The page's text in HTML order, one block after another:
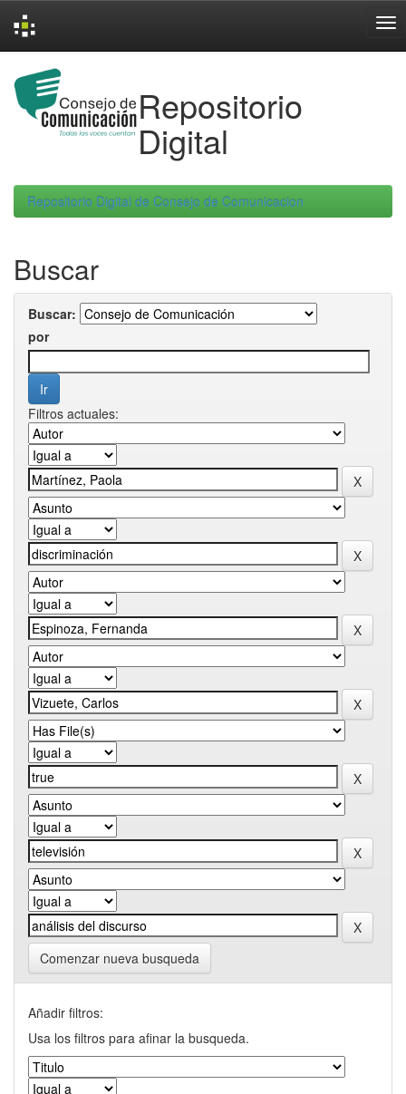
navigation
Repositorio
Digital
Repositorio Digital de Consejo de Comunicacion
Buscar
Buscar:
por
Filtros actuales:
Comenzar nueva busqueda
Añadir filtros:
Usa los filtros para afinar la busqueda.